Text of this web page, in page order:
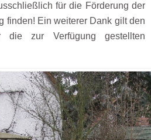
für die Förderung der
finden! Ein weiterer Dank gilt den
die zur Verfügung gestellten